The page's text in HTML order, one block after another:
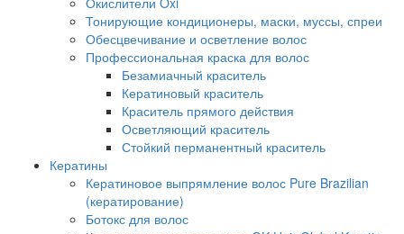
Тонирующие кондиционеры, маски, муссы, спреи
Обесцвечивание и осветление волос
Профессиональная краска для волос
Безамиачный краситель
Кератиновый краситель
Краситель прямого действия
Осветляющий краситель
Стойкий перманентный краситель
Кератины
Кератиновое выпрямление волос Pure Brazilian
(кератирование)
Ботокс для волос